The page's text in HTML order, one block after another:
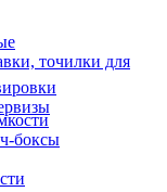
точилки для
боксы